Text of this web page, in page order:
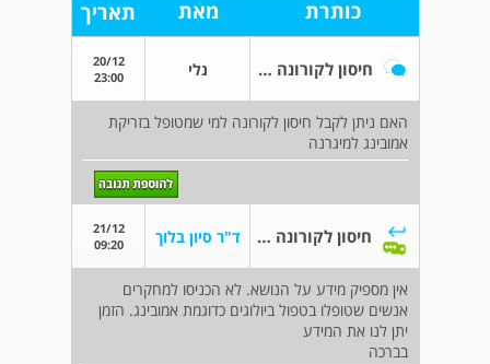
כותרת מאת תאריך
חיסון לקורונה ושימוש בזריקה למניעת מגרננ נלי
20/12
23:00
האם ניתן לקבל חיסון לקורונה למי שמטופל בזריקת
אמובינג למיגרנה
חיסון לקורונה ושימוש בזריקה למניעת מגרננ ד"ר סיון בלוך
21/12
09:20
אין מספיק מידע על הנושא. לא הכניסו למחקרים
אנשים שטופלו בטפול ביולוגים כדוגמת אמובינג. הזמן
יתן לנו את המידע
בברכה